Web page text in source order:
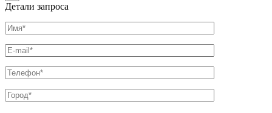
Детали запроса